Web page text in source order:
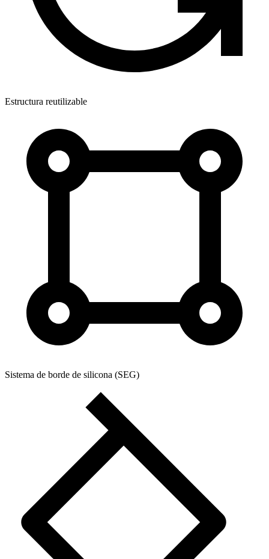
Estructura reutilizable
Sistema de borde de silicona (SEG)